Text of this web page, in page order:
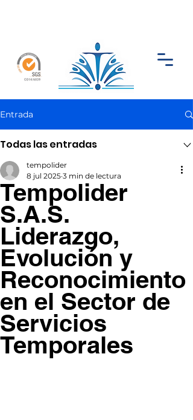
Entrada
Todas las entradas
Tempolider
S.A.S.
Liderazgo,
Evolución y
Reconocimiento
en el Sector de
Servicios
Temporales
tempolider
8 jul 2025 3 min de lectura